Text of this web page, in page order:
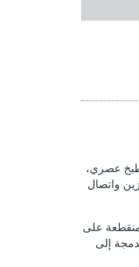
عصري،
واتصال
اللامتناهي بمساحة 37 مترًا مربعًا إطلالات غير منقطعة على
إلى